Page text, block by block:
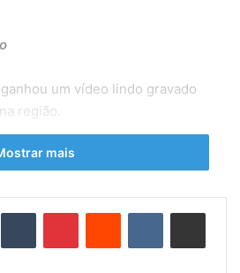
um vídeo lindo gravado
região.
watch?v=eccxX-
mais